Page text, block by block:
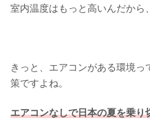
室内温度はもっと高いんだから
きっと、エアコンがある環境
策ですよね。
エアコンなしで日本の夏を乗り